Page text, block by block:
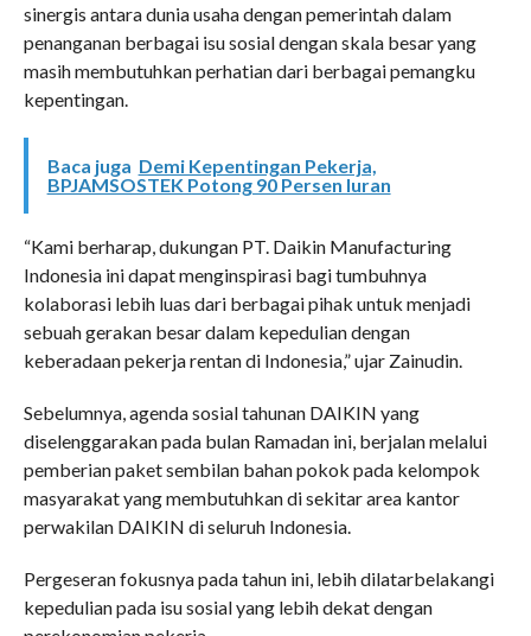
sinergis antara dunia usaha dengan pemerintah dalam
penanganan berbagai isu sosial dengan skala besar yang
masih membutuhkan perhatian dari berbagai pemangku
kepentingan.
Baca juga Demi Kepentingan Pekerja,
BPJAMSOSTEK Potong 90 Persen Iuran
“Kami berharap, dukungan PT. Daikin Manufacturing
Indonesia ini dapat menginspirasi bagi tumbuhnya
kolaborasi lebih luas dari berbagai pihak untuk menjadi
sebuah gerakan besar dalam kepedulian dengan
keberadaan pekerja rentan di Indonesia,” ujar Zainudin.
Sebelumnya, agenda sosial tahunan DAIKIN yang
diselenggarakan pada bulan Ramadan ini, berjalan melalui
pemberian paket sembilan bahan pokok pada kelompok
masyarakat yang membutuhkan di sekitar area kantor
perwakilan DAIKIN di seluruh Indonesia.
Pergeseran fokusnya pada tahun ini, lebih dilatarbelakangi
kepedulian pada isu sosial yang lebih dekat dengan